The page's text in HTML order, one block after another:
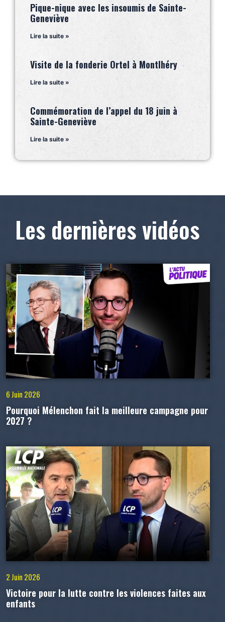
Pique-nique avec les insoumis de Sainte-
Geneviève
Lire la suite »
Visite de la fonderie Ortel à Montlhéry
Lire la suite »
Commémoration de l’appel du 18 juin à
Sainte-Geneviève
Lire la suite »
Les dernières vidéos
6 Juin 2026
Pourquoi Mélenchon fait la meilleure campagne pour
2027 ?
2 Juin 2026
Victoire pour la lutte contre les violences faites aux
enfants